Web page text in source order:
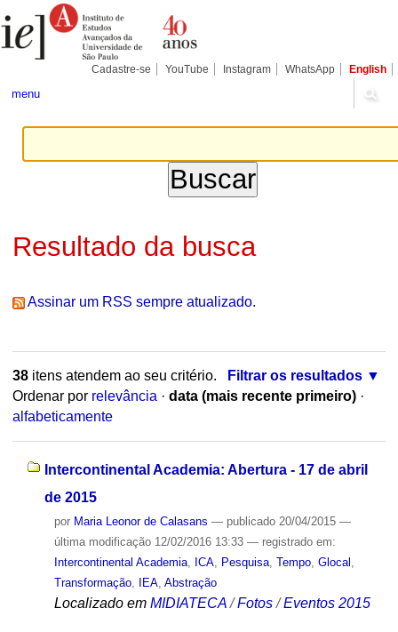
para
conteúdo.
Pessoais
Cadastre-se YouTube Instagram WhatsApp English
menu
Resultado da busca
Assinar um RSS sempre atualizado.
38itens atendem ao seu critério.
Filtrar os resultados
Ordenar por relevância · data (mais recente primeiro) ·
alfabeticamente
Intercontinental Academia: Abertura - 17 de abril
de 2015
por Maria Leonor de Calasans — publicado20/04/2015 —
última modificação12/02/2016 13:33 — registrado em:
Intercontinental Academia, ICA, Pesquisa, Tempo, Glocal
Transformação, IEA, Abstração
Localizado em MIDIATECA /Fotos /Eventos 2015